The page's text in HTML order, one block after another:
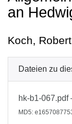
an
Koch, Robert
Dateien zu
hk-b1-067.pdf
MD5: